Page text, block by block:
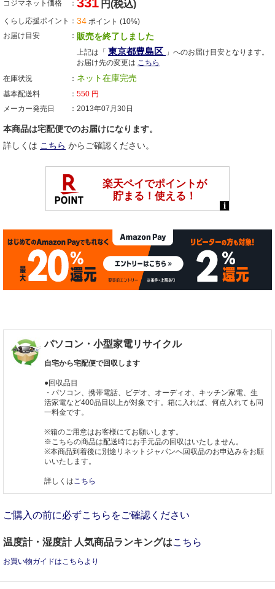
コジマネット価格 円(税込)
くらし応援ポイント 34 ポイント (10%)
お届け目安
販売を終了しました
上記は「 東京都豊島区 」へのお届け目安となります。
お届け先の変更は こちら
在庫状況
ネット在庫完売
基本配送料 550 円
メーカー発売日
2013年07月30日
本商品は宅配便でのお届けになります。
詳しくは こちら からご確認ください。
パソコン・小型家電リサイクル
自宅から宅配便で回収します
●回収品目
・パソコン、携帯電話、ビデオ、オーディオ、キッチン家電、生
活家電など400品目以上が対象です。箱に入れば、何点入れても同
一料金です。
※箱のご用意はお客様にてお願いします。
※こちらの商品は配送時にお手元品の回収はいたしません。
※本商品到着後に別途リネットジャパンへ回収品のお申込みをお願
いいたします。
詳しくは こちら
ご購入の前に必ずこちらをご確認ください
温度計・湿度計 人気商品ランキングはこちら
お買い物ガイドはこちらより